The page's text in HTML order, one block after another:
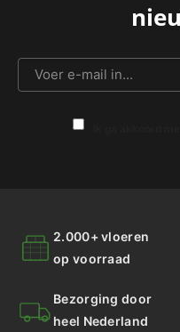
2.000+ vloeren
op voorraad
Bezorging door
heel Nederland